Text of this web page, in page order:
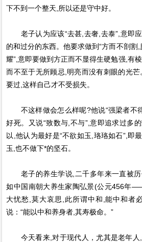
下不到一个整天,所以还是守中好。
老子认为应该“去甚,去奢,去泰”,意即
的和过分的东西。他要求做到“方而不剖割
耀”,意即要做到方正而不显得生硬勉强,有
而不至于无所顾忌,明亮而没有刺眼的光
要过,这样自己才不受损失。
不这样做会怎么样呢?他说“强梁者不
好死。又说“致数与,不与”,意即追求过多
以,他认为最好是“不欲如玉,珞珞如石”,即
玉,也不做下*的坚石。
老子的养生学说,二千多年来一直被历
如中国南朝大养生家陶弘景(公元456年
大忧愁,莫大哀思,此所谓中和,能中和者
说：“能以中和养身者,其寿极命。”
今天看来,对于现代人，尤其是老年人,